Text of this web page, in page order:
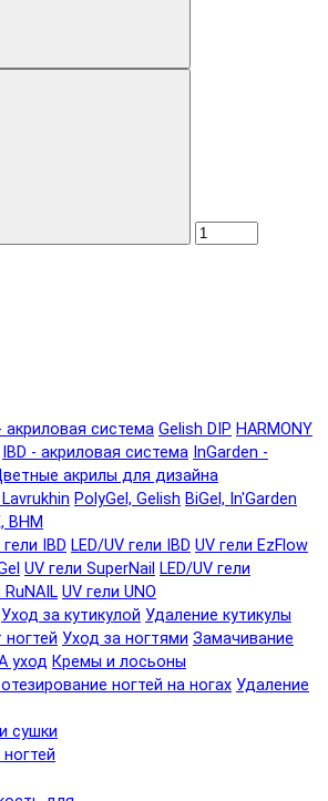
акриловая система Gelish DIP HARMONY
IBD - акриловая система InGarden -
акрилы для дизайна
PolyGel, Gelish BiGel, In'Garden
BHM
гели IBD LED/UV гели IBD UV гели EzFlow
UV гели SuperNail LED/UV гели
RuNAIL UV гели UNO
Уход за кутикулой Удаление кутикулы
Уход за ногтями Замачивание
уход Кремы и лосьоны
ногтей на ногах Удаление
сушки